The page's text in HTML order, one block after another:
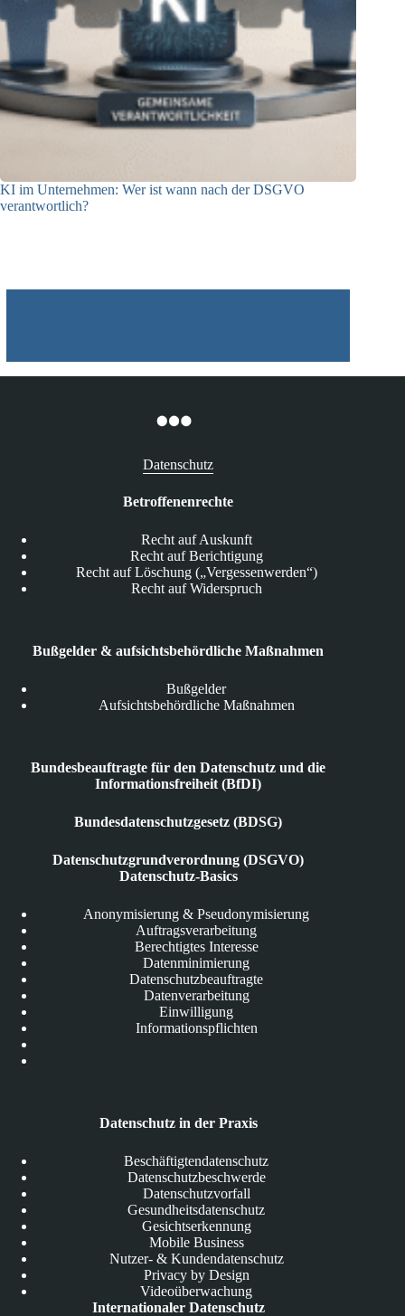
KI im Unternehmen: Wer ist wann nach der DSGVO
verantwortlich?
Datenschutz
Betroffenenrechte
Recht auf Auskunft
Recht auf Berichtigung
Recht auf Löschung („Vergessenwerden“)
Recht auf Widerspruch
Bußgelder & aufsichtsbehördliche Maßnahmen
Bußgelder
Aufsichtsbehördliche Maßnahmen
Bundesbeauftragte für den Datenschutz und die
Informationsfreiheit (BfDI)
Bundesdatenschutzgesetz (BDSG)
Datenschutzgrundverordnung (DSGVO)
Datenschutz-Basics
Anonymisierung & Pseudonymisierung
Auftragsverarbeitung
Berechtigtes Interesse
Datenminimierung
Datenschutzbeauftragte
Datenverarbeitung
Einwilligung
Informationspflichten
Datenschutz in der Praxis
Beschäftigtendatenschutz
Datenschutzbeschwerde
Datenschutzvorfall
Gesundheitsdatenschutz
Gesichtserkennung
Mobile Business
Nutzer- & Kundendatenschutz
Privacy by Design
Videoüberwachung
Internationaler Datenschutz